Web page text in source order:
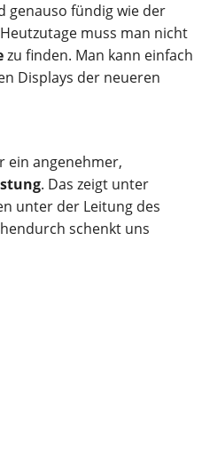
genauso fündig wie der
muss man nicht
zu finden. Man kann einfach
Displays der neueren
ein angenehmer,
. Das zeigt unter
unter der Leitung des
schenkt uns